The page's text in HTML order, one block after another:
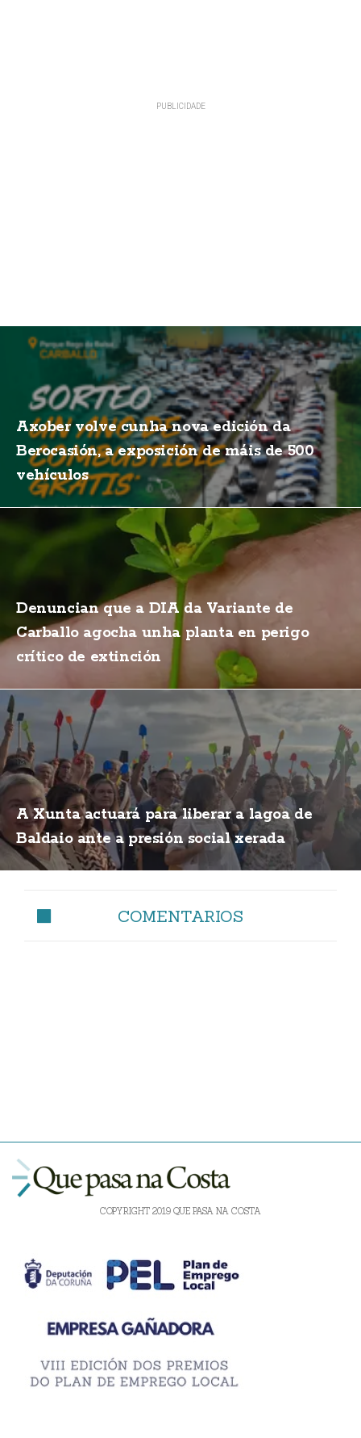
Axober volve cunha nova edición da
Berocasión, a exposición de máis de 500
vehículos
Denuncian que a DIA da Variante de
Carballo agocha unha planta en perigo
crítico de extinción
A Xunta actuará para liberar a lagoa de
Baldaio ante a presión social xerada
COMENTARIOS
COPYRIGHT 2019 QUE PASA NA COSTA